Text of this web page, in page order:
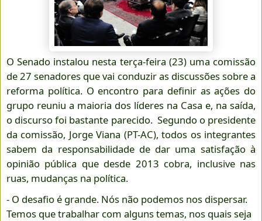
O Senado instalou nesta terça-feira (23) uma comissão
de 27 senadores que vai conduzir as discussões sobre a
reforma política. O encontro para definir as ações do
grupo reuniu a maioria dos líderes na Casa e, na saída,
o discurso foi bastante parecido. Segundo o presidente
da comissão, Jorge Viana (PT-AC), todos os integrantes
sabem da responsabilidade de dar uma satisfação à
opinião pública que desde 2013 cobra, inclusive nas
ruas, mudanças na política.
- O desafio é grande. Nós não podemos nos dispersar.
Temos que trabalhar com alguns temas, nos quais seja